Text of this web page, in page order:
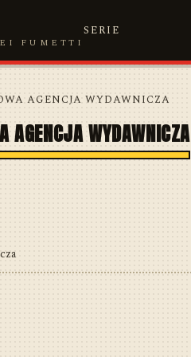
FUMETTI
SERIE
AGENCJA WYDAWNICZA
AGENCJA WYDAWNICZA